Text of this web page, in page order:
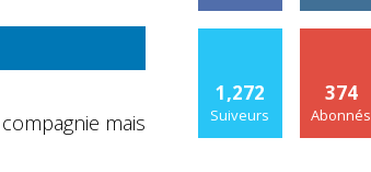
mais
1,272
Suiveurs
374
Abonnés